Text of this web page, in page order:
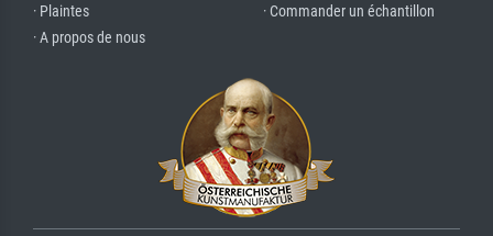
· Plaintes
· A propos de nous
· Commander un échantillon